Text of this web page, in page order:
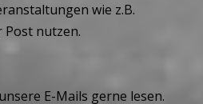
wie z.B.
Post nutzen.
E-Mails gerne lesen.